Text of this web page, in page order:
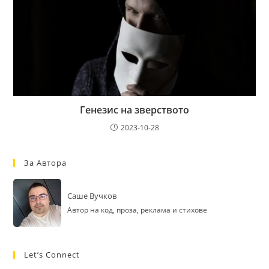
Генезис на зверството
2023-10-28
За Автора
Саше Вучков
Автор на код, проза, реклама и стихове
Let’s Connect